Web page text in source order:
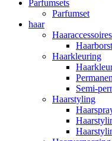
Parfumsets
Parfumset
haar
Haaraccessoires
Haarkleuring
Semi-
Haarstyling